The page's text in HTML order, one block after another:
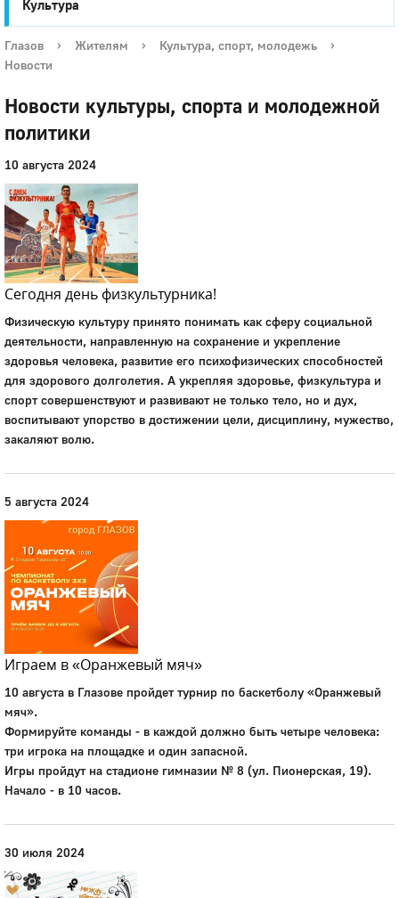
Культура
Глазов › Жителям › Культура, спорт, молодежь
›
Новости
Новости культуры, спорта и молодежной
политики
10 августа 2024
Сегодня день физкультурника!
Физическую культуру принято понимать как сферу социальной
деятельности, направленную на сохранение и укрепление
здоровья человека, развитие его психофизических способностей
для здорового долголетия. А укрепляя здоровье, физкультура и
спорт совершенствуют и развивают не только тело, но и дух,
воспитывают упорство в достижении цели, дисциплину, мужество,
закаляют волю.
5 августа 2024
Играем в «Оранжевый мяч»
10 августа в Глазове пройдет турнир по баскетболу «Оранжевый
мяч».
Формируйте команды - в каждой должно быть четыре человека:
три игрока на площадке и один запасной.
Игры пройдут на стадионе гимназии № 8 (ул. Пионерская, 19).
Начало - в 10 часов.
30 июля 2024